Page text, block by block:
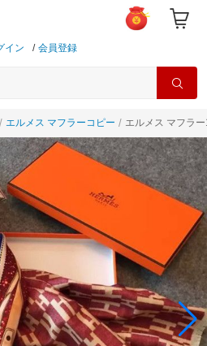
イン / 会員登録
エルメス マフラーコピー エルメス マフラ